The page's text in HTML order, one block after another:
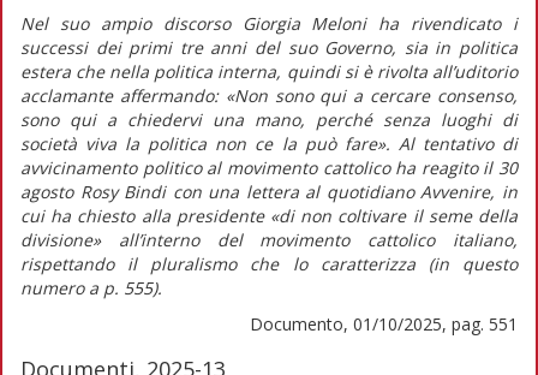
Nel suo ampio discorso Giorgia Meloni ha rivendicato i
successi dei primi tre anni del suo Governo, sia in politica
estera che nella politica interna, quindi si è rivolta all’uditorio
acclamante affermando:«Non sono qui a cercare consenso,
sono qui a chiedervi una mano, perché senza luoghi di
società viva la politica non ce la può fare». Al tentativo di
avvicinamento politico al movimento cattolico ha reagito il 30
agosto Rosy Bindi con una lettera al quotidianoAvvenire, in
cui ha chiesto alla presidente«di non coltivare il seme della
divisione» all’interno del movimento cattolico italiano,
rispettando il pluralismo che lo caratterizza (inquesto
numero a p. 555).
Documento, 01/10/2025, pag. 551
Documenti, 2025-13